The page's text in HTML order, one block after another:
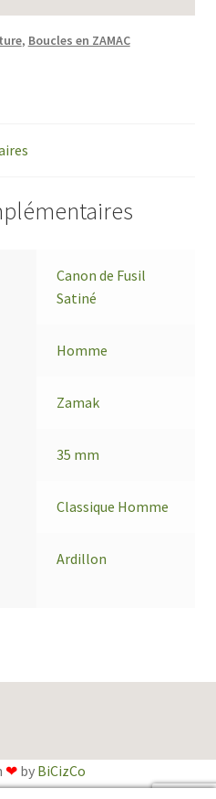
, Boucles en ZAMAC
Canon de Fusil
Satiné
Homme
Zamak
35 mm
Classique Homme
Ardillon
❤by BiCizCo